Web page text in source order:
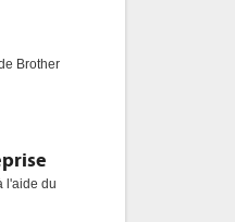
Brother
l'aide du